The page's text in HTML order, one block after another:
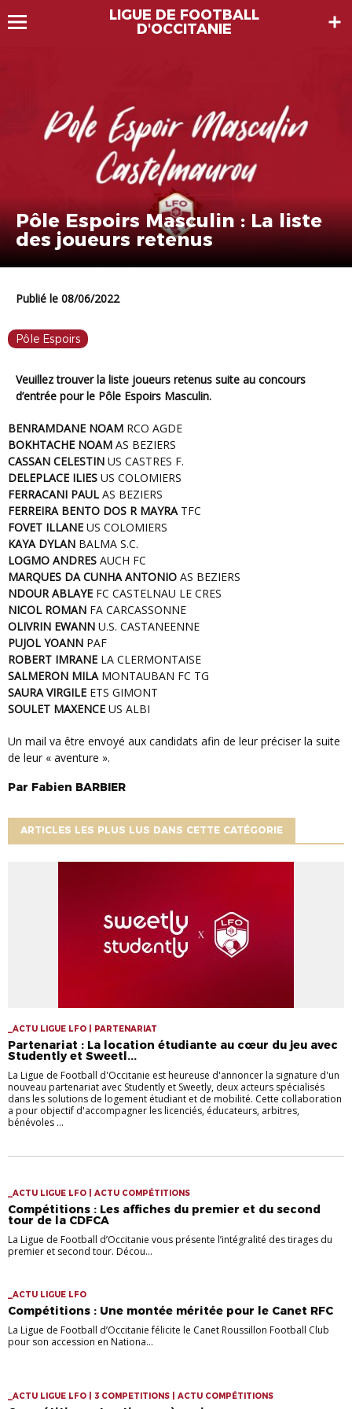
LIGUE DE FOOTBALL
D'OCCITANIE
Pôle Espoirs Masculin : La liste
des joueurs retenus
Publié le 08/06/2022
Pôle Espoirs
Veuillez trouver la liste joueurs retenus suite au concours
d’entrée pour le Pôle Espoirs Masculin.
BENRAMDANE NOAM RCO AGDE
BOKHTACHE NOAM AS BEZIERS
CASSAN CELESTIN US CASTRES F.
DELEPLACE ILIES US COLOMIERS
FERRACANI PAUL AS BEZIERS
FERREIRA BENTO DOS R MAYRATFC
FOVET ILLANE US COLOMIERS
KAYA DYLAN BALMA S.C.
LOGMO ANDRES AUCH FC
MARQUES DA CUNHA ANTONIO AS BEZIERS
NDOUR ABLAYE FC CASTELNAU LE CRES
NICOL ROMAN FA CARCASSONNE
OLIVRIN EWANN U.S. CASTANEENNE
PUJOL YOANN PAF
ROBERT IMRANE LA CLERMONTAISE
SALMERON MILAMONTAUBAN FC TG
SAURA VIRGILE ETS GIMONT
SOULET MAXENCE US ALBI
Un mail va être envoyé aux candidats afin de leur préciser la suite
de leur « aventure ».
Par Fabien BARBIER
ARTICLES LES PLUS LUS DANS CETTE CATÉGORIE
_ACTU LIGUE LFO | PARTENARIAT
Partenariat : La location étudiante au cœur du jeu avec
Studently et Sweetl...
La Ligue de Football d'Occitanie est heureuse d'annoncer la signature d'un
nouveau partenariat avec Studently et Sweetly, deux acteurs spécialisés
dans les solutions de logement étudiant et de mobilité. Cette collaboration
a pour objectif d'accompagner les licenciés, éducateurs, arbitres,
bénévoles ...
_ACTU LIGUE LFO | ACTU COMPÉTITIONS
Compétitions : Les affiches du premier et du second
tour de la CDFCA
La Ligue de Football d’Occitanie vous présente l’intégralité des tirages du
premier et second tour. Décou...
_ACTU LIGUE LFO
Compétitions : Une montée méritée pour le Canet RFC
La Ligue de Football d’Occitanie félicite le Canet Roussillon Football Club
pour son accession en Nationa...
_ACTU LIGUE LFO | 3 COMPETITIONS | ACTU COMPÉTITIONS